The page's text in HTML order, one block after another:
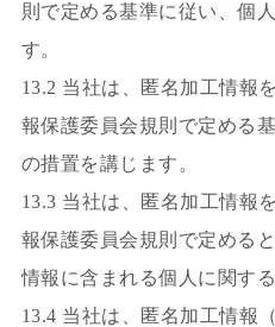
則で定める基準に従い、個
す。
13.2 当社は、匿名加工情報
報保護委員会規則で定める
の措置を講じます。
13.3 当社は、匿名加工情報
報保護委員会規則で定める
情報に含まれる個人に関す
13.4 当社は、匿名加工情報